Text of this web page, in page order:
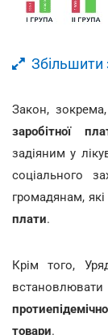
Закон,
заробітної
задіяним у
соціального
громадянам,
плати.
Крім того,
встановлювати
товари.